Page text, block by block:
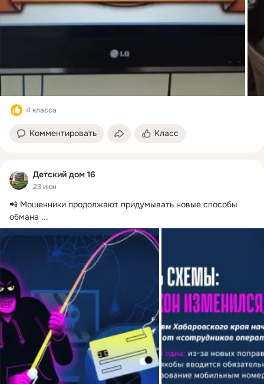
4 класса
Комментировать Класс
Детский дом 16
23 июн
📲 Мошенники продолжают придумывать новые способы
обмана ...